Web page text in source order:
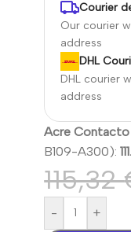
Courier
Our courier
address
DHL
DHL courier
address
Acre Contacto
B109-A300):
115,32
- +